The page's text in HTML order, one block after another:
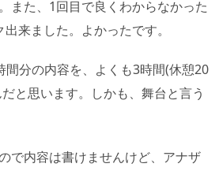
また、1回目で良くわからなかった
来ました。よかったです。
間分の内容を、よくも3時間(休憩20
と思います。しかも、舞台と言う
で内容は書けませんけど、アナザ